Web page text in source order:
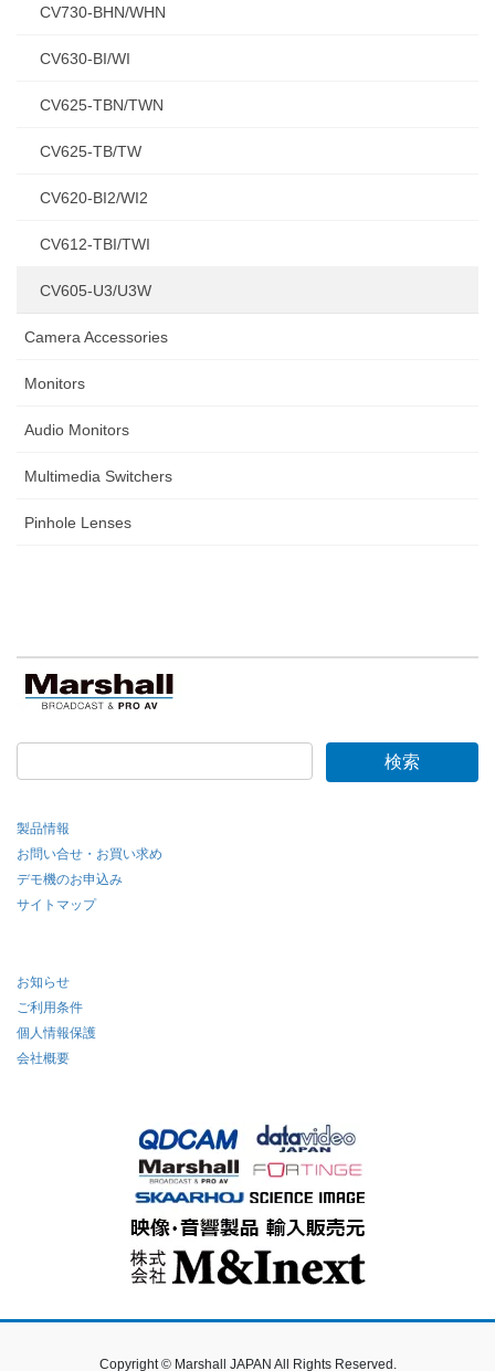
CV730-BHN/WHN
CV630-BI/WI
CV625-TBN/TWN
CV625-TB/TW
CV620-BI2/WI2
CV612-TBI/TWI
CV605-U3/U3W
Camera Accessories
Monitors
Audio Monitors
Multimedia Switchers
Pinhole Lenses
製品情報
お問い合せ・お買い求め
デモ機のお申込み
サイトマップ
お知らせ
ご利用条件
個人情報保護
会社概要
Copyright © Marshall JAPAN All Rights Reserved.